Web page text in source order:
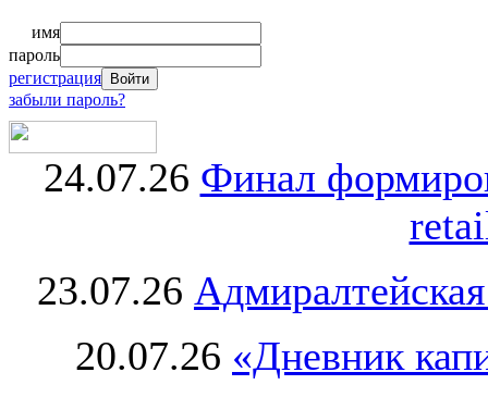
имя
пароль
регистрация
забыли пароль?
24.07.26 Финал
23.07.26
20.07.26 «Дневник